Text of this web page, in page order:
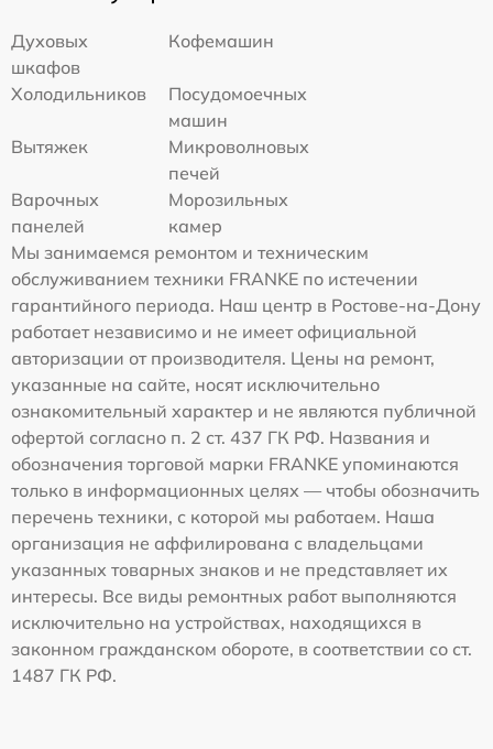
Духовых
шкафов
Кофемашин
Холодильников
Посудомоечных
машин
Вытяжек
Микроволновых
печей
Варочных
панелей
Морозильных
камер
Мы занимаемся ремонтом и техническим
обслуживанием техники FRANKE по истечении
гарантийного периода. Наш центр в Ростове-на-Дону
работает независимо и не имеет официальной
авторизации от производителя. Цены на ремонт,
указанные на сайте, носят исключительно
ознакомительный характер и не являются публичной
офертой согласно п. 2 ст. 437 ГК РФ. Названия и
обозначения торговой марки FRANKE упоминаются
только в информационных целях — чтобы обозначить
перечень техники, с которой мы работаем. Наша
организация не аффилирована с владельцами
указанных товарных знаков и не представляет их
интересы. Все виды ремонтных работ выполняются
исключительно на устройствах, находящихся в
законном гражданском обороте, в соответствии со ст.
1487 ГК РФ.